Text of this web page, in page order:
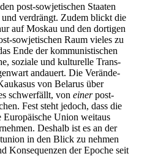
post-sowje­ti­schen Staaten
und verdrängt. Zudem blickt die
auf Moskau und den dortigen
sowje­ti­schen Raum vieles zu
Ende der kommu­nis­ti­schen
soziale und kultu­relle Trans­
andauert. Die Verän­de­
von Belarus über
schwer­fällt, von einerpost-
Fest steht jedoch, dass die
Union weitaus
Deshalb ist es an der
in den Blick zu nehmen
Konse­quenzen der Epoche seit